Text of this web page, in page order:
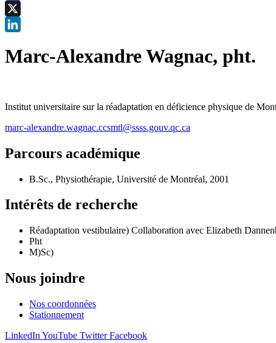
Facebook
X
Marc-Alexandre Wagnac, pht.
Institut universitaire sur la réadaptation en déficience physique de
marc-alexandre.wagnac.ccsmtl@ssss.gouv.qc.ca
Parcours académique
B.Sc., Physiothérapie, Université de Montréal, 2001
Intérêts de recherche
Réadaptation vestibulaire) Collaboration avec Elizabeth
Pht
M)Sc)
Nous joindre
Nos coordonnées
Stationnement
LinkedIn YouTube Twitter Facebook